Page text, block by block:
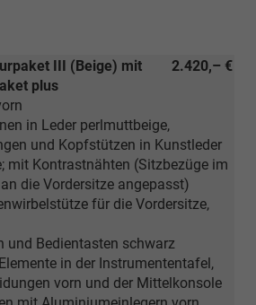
2.420,– €
III (Beige) mit
plus
in Leder perlmuttbeige,
und Kopfstützen in Kunstleder
mit Kontrastnähten (Sitzbezüge im
die Vordersitze angepasst)
für die Vordersitze,
und Bedientasten schwarz
in der Instrumententafel,
vorn und der Mittelkonsole